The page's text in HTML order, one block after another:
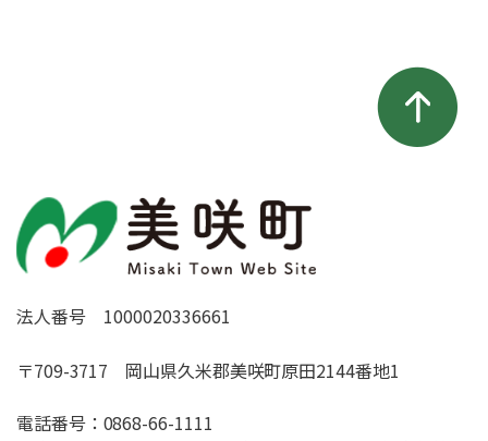
法人番号 1000020336661
〒709-3717 岡山県久米郡美咲町原田2144番地1
電話番号： 0868-66-1111